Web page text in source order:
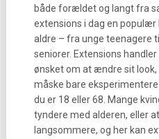
både forældet og langt fra
extensions i dag en populær
aldre – fra unge teenagere
seniorer. Extensions
ønsket om at ændre sit
måske bare
du er 18 eller 68. Mange
tyndere med alderen, eller
langsommere, og her kan